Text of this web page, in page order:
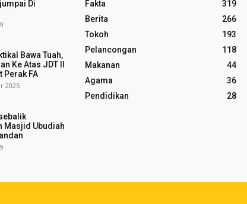
Di
Bawa Tuah,
Ke Atas JDT II
Perak FA
2025
Masjid Ubudiah
Fakta
319
Berita
266
Tokoh
193
Pelancongan
118
Makanan
44
Agama
36
Pendidikan
28